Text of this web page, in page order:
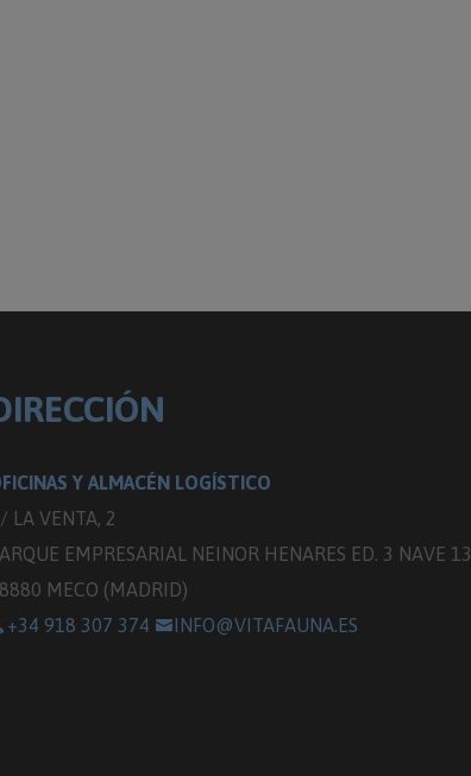
Y ALMACÉN LOGÍSTICO
LA VENTA, 2
EMPRESARIAL NEINOR HENARES ED. 3 NAVE 13
MECO (MADRID)
+34 918 307 374
INFO@VITAFAUNA.ES